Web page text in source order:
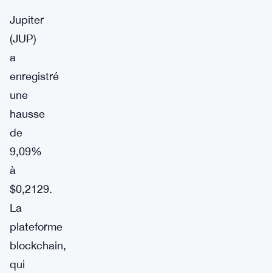
Jupiter
(JUP)
a
enregistré
une
hausse
de
9,09%
à
$0,2129.
La
plateforme
blockchain,
qui